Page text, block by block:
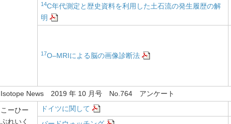
14C年代測定と歴史資料を利用した土石流の発生履歴の解
明
17O‒MRIによる脳の画像診断法
Isotope News 2019 年 10 月号 No.764 アンケート
こーひー
ぶれいく
ドイツに関して